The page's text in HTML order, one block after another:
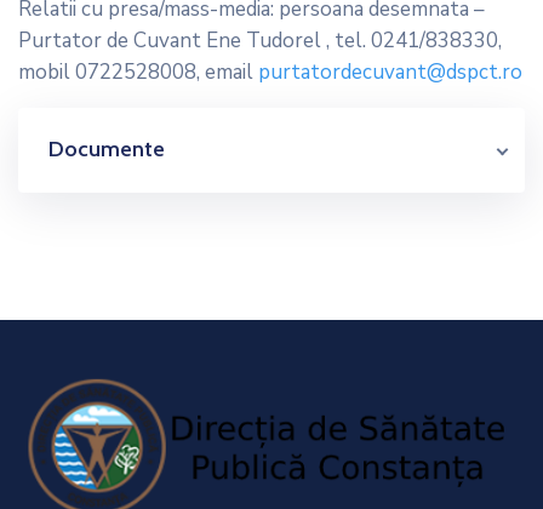
Relatii cu presa/mass-media: persoana desemnata –
Purtator de Cuvant Ene Tudorel , tel. 0241/838330,
mobil 0722528008, email purtatordecuvant@dspct.ro
Documente